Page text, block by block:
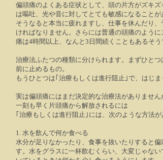
偏頭痛のよくある症状として、頭の片方がズキズ
は嘔吐、光や音に対してとても敏感になることが
そうなると本当に疲れますし、仕事を休んだり
ければなりません。さらには普通の頭痛のよう
痛は4時間以上、なんと 3 日間続くこともあるそう
治療法ふたつの種類に分けられます。まずひと
前に止めるもの。
もうひとつは｢治療もしくは進行阻止｣で、はじま
実は偏頭痛にはまだ決定的な治療法がありません
一刻も早く片頭痛から解放されるには
｢治療もしくは進行阻止｣には、次のような方法が
1. 水を飲んで何か食べる
水分が足りなかったり、食事を抜いたりすると
す。水をグラスに一杯飲むくらい、大変じゃない